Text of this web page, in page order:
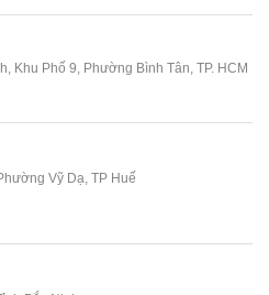
Khu Phố 9, Phường Bình Tân, TP. HCM
Vỹ Dạ, TP Huế